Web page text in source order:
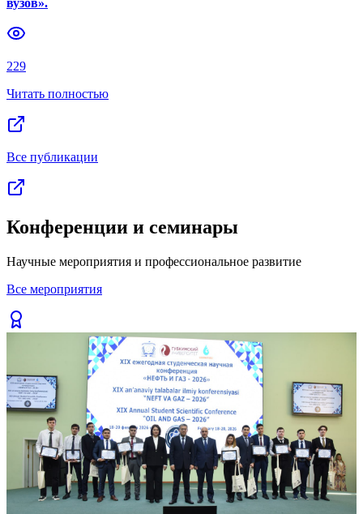
вузов».
229
Читать полностью
Все публикации
Конференции и семинары
Научные мероприятия и профессиональное развитие
Все мероприятия